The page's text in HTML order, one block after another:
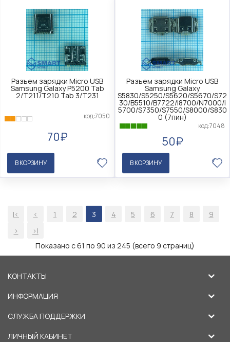
Разъем зарядки Micro USB
Samsung Galaxy P5200 Tab
2/T211/T210 Tab 3/T231
код:7050
70₽
В КОРЗИНУ
Разъем зарядки Micro USB
Samsung Galaxy
S5830/S5250/S5620/S5670/S72
30/B5510/B7722/i8700/N7000/i
5700/S7350/S7550/S8000/S830
0 (7пин)
код:7048
50₽
В КОРЗИНУ
|< < 1 2 3 4 5 6 7 8
9
>
>|
Показано с 61 по 90 из 245 (всего 9 страниц)
КОНТАКТЫ
ИНФОРМАЦИЯ
СЛУЖБА ПОДДЕРЖКИ
ЛИЧНЫЙ КАБИНЕТ